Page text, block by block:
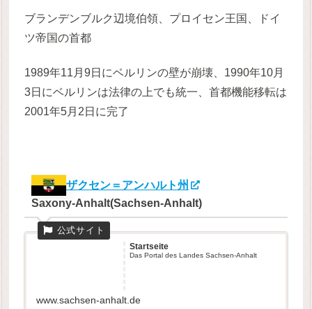
ブランデンブルク辺境伯領、プロイセン王国、ドイ
ツ帝国の首都
1989年11月9日にベルリンの壁が崩壊、1990年10月
3日にベルリンは法律の上でも統一、首都機能移転は
2001年5月2日に完了
ザクセン＝アンハルト州
Saxony-Anhalt(Sachsen-Anhalt)
Startseite
Das Portal des Landes Sachsen-Anhalt
www.sachsen-anhalt.de